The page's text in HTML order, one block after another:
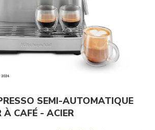
SEMI-AUTOMATIQUE
À CAFÉ - ACIER